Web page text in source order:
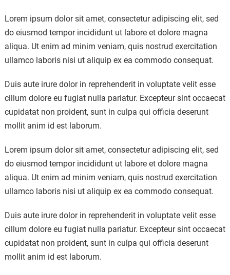
Lorem ipsum dolor sit amet, consectetur adipiscing elit, sed
do eiusmod tempor incididunt ut labore et dolore magna
aliqua. Ut enim ad minim veniam, quis nostrud exercitation
ullamco laboris nisi ut aliquip ex ea commodo consequat.
Duis aute irure dolor in reprehenderit in voluptate velit esse
cillum dolore eu fugiat nulla pariatur. Excepteur sint occaecat
cupidatat non proident, sunt in culpa qui officia deserunt
mollit anim id est laborum.
Lorem ipsum dolor sit amet, consectetur adipiscing elit, sed
do eiusmod tempor incididunt ut labore et dolore magna
aliqua. Ut enim ad minim veniam, quis nostrud exercitation
ullamco laboris nisi ut aliquip ex ea commodo consequat.
Duis aute irure dolor in reprehenderit in voluptate velit esse
cillum dolore eu fugiat nulla pariatur. Excepteur sint occaecat
cupidatat non proident, sunt in culpa qui officia deserunt
mollit anim id est laborum.